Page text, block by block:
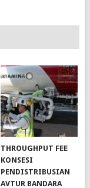
THROUGHPUT FEE
KONSESI
PENDISTRIBUSIAN
AVTUR BANDARA